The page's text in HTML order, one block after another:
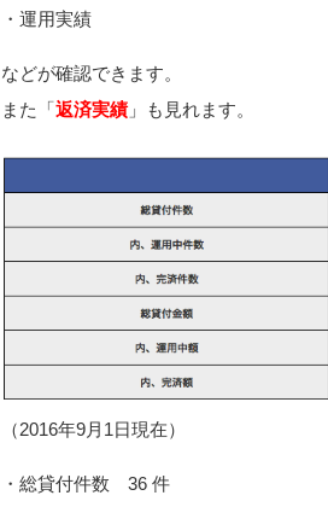
・運用実績
などが確認できます。
また「返済実績」も見れます。
（2016年9月1日現在）
・総貸付件数 36 件